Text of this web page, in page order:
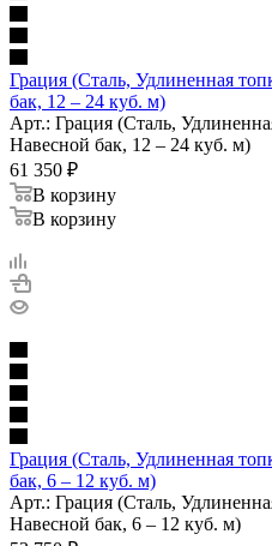
Грация (Сталь, Удлиненная
бак, 12 – 24 куб. м)
Арт.: Грация (Сталь,
Навесной бак, 12 – 24 куб. м)
61 350 ₽
В корзину
В корзину
Грация (Сталь, Удлиненная
бак, 6 – 12 куб. м)
Арт.: Грация (Сталь,
Навесной бак, 6 – 12 куб. м)